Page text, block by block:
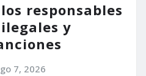
responsables
y
7, 2026